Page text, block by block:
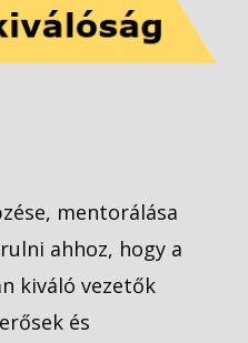
mentorálása
ahhoz, hogy a
kiváló vezetők
és